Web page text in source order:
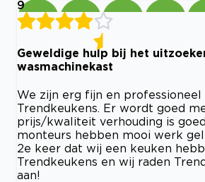
9
Geweldige hulp bij het
wasmachinekast
We zijn erg fijn en
Trendkeukens. Er wordt goed
prijs/kwaliteit verhouding is
monteurs hebben mooi werk
2e keer dat wij een keuken
Trendkeukens en wij raden
aan!